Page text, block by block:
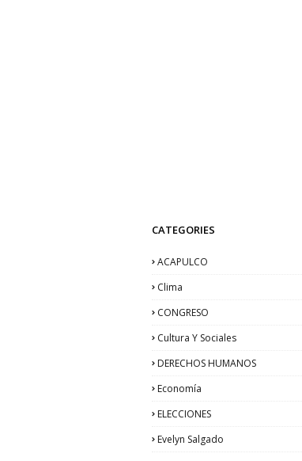
CATEGORIES
ACAPULCO
Clima
CONGRESO
Cultura Y Sociales
DERECHOS HUMANOS
Economía
ELECCIONES
Evelyn Salgado